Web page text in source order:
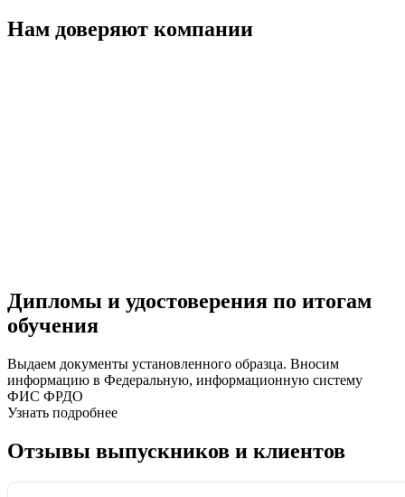
Нам доверяют компании
Дипломы и удостоверения по итогам
обучения
Выдаем документы установленного образца. Вносим
информацию в Федеральную, информационную систему
ФИС ФРДО
Узнать подробнее
Отзывы выпускников и клиентов